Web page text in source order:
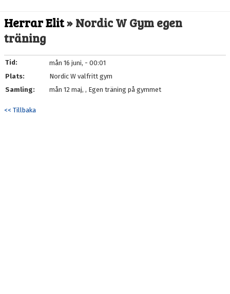
BILDGALLERI
DOKUMENT
KONTAKT
Herrar Elit» Nordic W Gym egen
träning
Tid:
mån 16 juni, - 00:01
Plats:
Nordic W valfritt gym
Samling:
mån 12 maj, , Egen träning på gymmet
<< Tillbaka